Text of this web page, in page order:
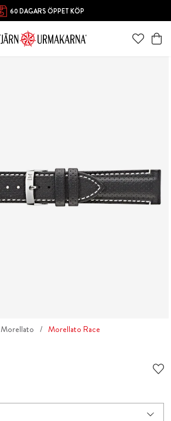
60 DAGARS ÖPPET KÖP
Morellato Morellato Race